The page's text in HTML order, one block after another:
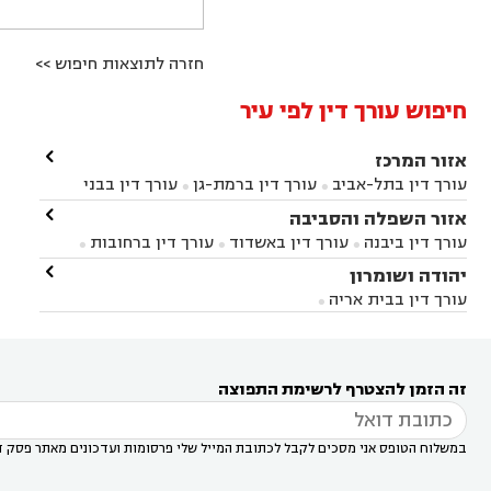
חזרה לתוצאות חיפוש >>
חיפוש עורך דין לפי עיר
אזור המרכז
עורך דין בתל-אביב  עורך דין ברמת-גן 
עורך דין בבני
ברק עורך דין בפתח תקווה עורך דין בראשון לציון
עורך דין ברחובות עורך דין בנס ציונה
במודיעין
עורך דין בהרצליה עורך דין בחולון
עורך
דין בקרית אונו
אונו
עורך דין בבת ים
דין בשוהם 

אזור השפלה והסביבה
עורך דין ביבנה  עורך דין באשדוד  עורך דין ברחובות 
עורך דין בראשון לציון עורך דין במודיעין
עורך דין
בבאר יעקב
עורך דין בגדרה

יהודה ושומרון
עורך דין בבית אריה 

זה הזמן להצטרף לרשימת התפוצה
במשלוח הטופס אני מסכים לקבל לכתובת המייל שלי פרסומות ועדכונים מאתר פסק